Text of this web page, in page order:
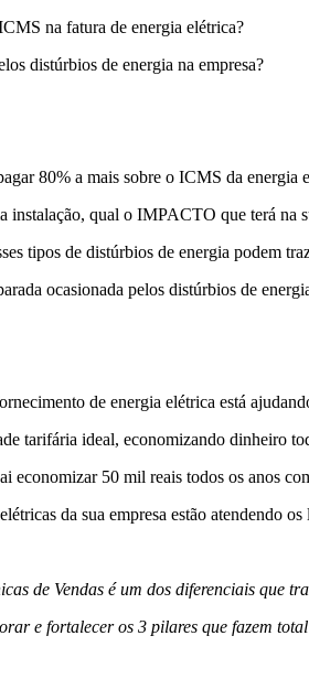
na fatura de energia elétrica?
distúrbios de energia na empresa?
80% a mais sobre o ICMS da energia
instalação, qual o IMPACTO que terá na
tipos de distúrbios de energia podem
ocasionada pelos distúrbios de
de energia elétrica está
tarifária ideal, economizando dinheiro
economizar 50 mil reais todos os anos
da sua empresa estão atendendo
de Vendas é um dos diferenciais que
e fortalecer os 3 pilares que fazem